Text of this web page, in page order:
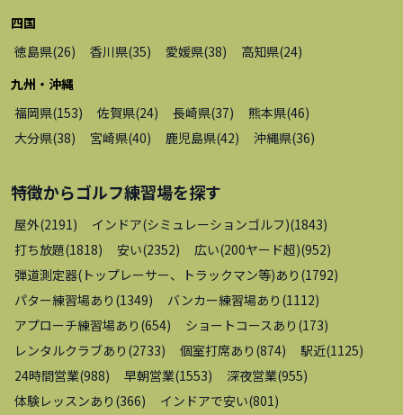
四国
徳島県(26) 香川県(35) 愛媛県(38) 高知県(24)
九州・沖縄
福岡県(153) 佐賀県(24) 長崎県(37) 熊本県(46)
大分県(38) 宮崎県(40) 鹿児島県(42) 沖縄県(36)
特徴からゴルフ練習場を探す
屋外(2191 ) インドア(シミュレーションゴルフ)(1843)
打ち放題(1818) 安い(2352) 広い(200ヤード超)(952)
弾道測定器(トップレーサー、トラックマン等)あり (1792)
パター練習場あり (1349) バンカー練習場あり (1112)
アプローチ練習場あり (654) ショートコースあり (173)
レンタルクラブあり (2733) 個室打席あり (874) 駅近(1125)
24時間営業(988) 早朝営業(1553) 深夜営業(955)
体験レッスンあり (366) インドアで安い(801 )